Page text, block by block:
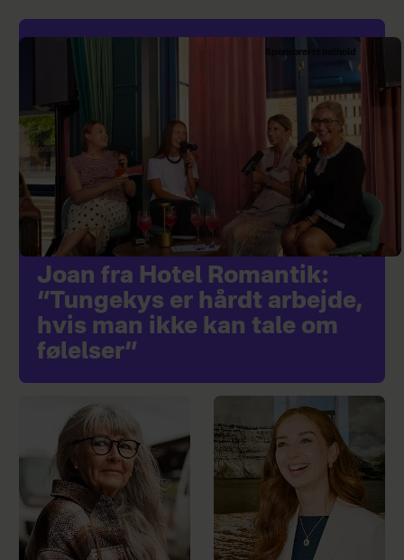
Sponsoreret indhold
Joan fra Hotel Romantik:
“Tungekys er hårdt arbejde,
hvis man ikke kan tale om
følelser”